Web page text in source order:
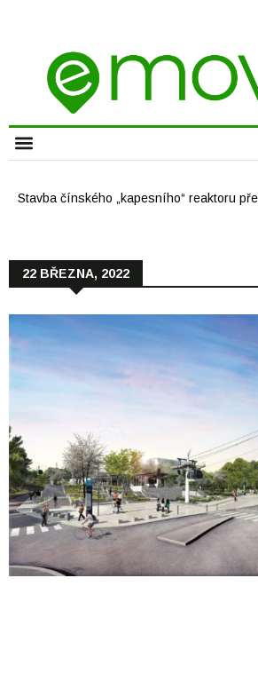
Stavba čínského „kapesního“ reaktoru
22 BŘEZNA, 2022